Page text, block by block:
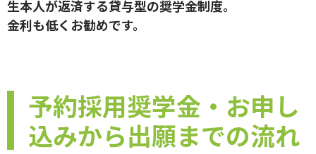
生本人が返済する貸与型の奨学金制度。
金利も低くお勧めです。
予約採用奨学金・お申し
込みから出願までの流れ